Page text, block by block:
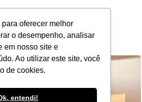
oferecer melhor
o desempenho, analisar
em nosso site e
Ao utilizar este site, você
de cookies.
entendi!